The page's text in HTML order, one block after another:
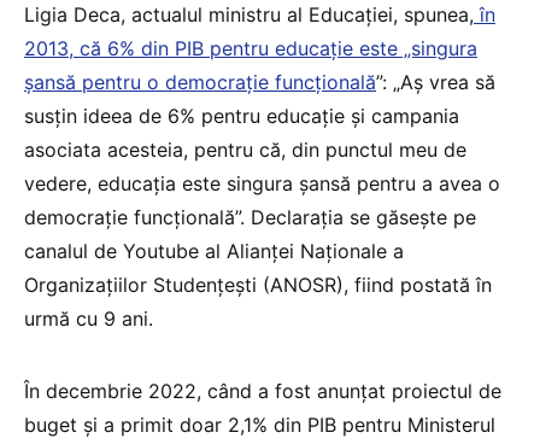
Ligia Deca, actualul ministru al Educației, spunea, în
2013, că 6% din PIB pentru educație este „singura
șansă pentru o democrație funcțională”: „Aș vrea să
susțin ideea de 6% pentru educație și campania
asociata acesteia, pentru că, din punctul meu de
vedere, educația este singura șansă pentru a avea o
democrație funcțională”. Declarația se găsește pe
canalul de Youtube al Alianței Naționale a
Organizațiilor Studențești (ANOSR), fiind postată în
urmă cu 9 ani.
În decembrie 2022, când a fost anunțat proiectul de
buget și a primit doar 2,1% din PIB pentru Ministerul